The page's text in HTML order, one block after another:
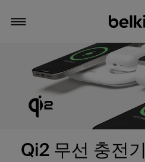
탐색 설정/해제
Qi2 무선 충전기